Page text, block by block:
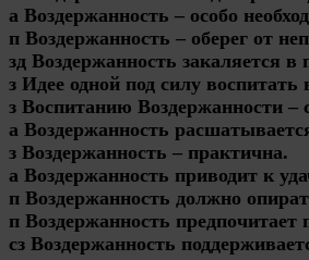
а Воздержанность – особо
п Воздержанность – оберег от
зд Воздержанность закаляется в
з Идее одной под силу
з Воспитанию Воздержанности –
а Воздержанность
з Воздержанность – практична.
а Воздержанность приводит к
п Воздержанность должно
п Воздержанность предпочитает
сз Воздержанность